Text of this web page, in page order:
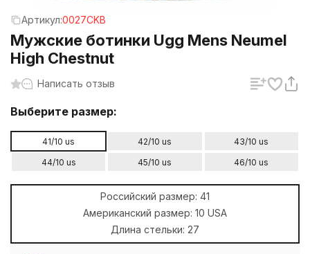
Артикул:0027CKB
Мужские ботинки Ugg Mens Neumel
High Chestnut
Написать отзыв
Выберите размер:
41/10 us 42/10 us
43/10 us
44/10 us
45/10 us 46/10 us
Российский размер: 41
Американский размер: 10 USA
Длина стельки: 27